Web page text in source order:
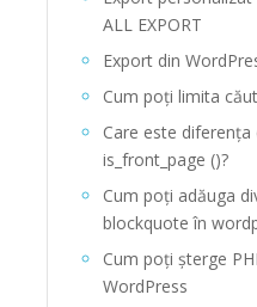
ALL EXPORT
Export din
Cum poți limita
Care este diferența
is_front_page ()?
Cum poți adăuga
blockquote în
Cum poți șterge
WordPress